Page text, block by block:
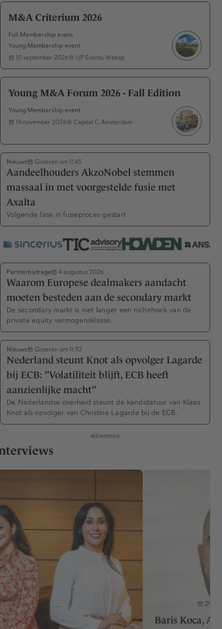
M&A Criterium 2026
Full Membership event
Young Membership event
10 september 2026
UP Events, Weesp
Young M&A Forum 2026 - Fall Edition
Young Membership event
19 november 2026
Capital C, Amsterdam
Nieuws Gisteren om 11:45
Aandeelhouders AkzoNobel stemmen
massaal in met voorgestelde fusie met
Axalta
Volgende fase in fusieproces gestart
Partnerbijdrage 4 augustus 2026
Waarom Europese dealmakers aandacht
moeten besteden aan de secondary markt
De secondary markt is niet langer een nichehoek van de
private equity vermogensklasse.
Nieuws Gisteren om 11:32
Nederland steunt Knot als opvolger Lagarde
bij ECB: "Volatiliteit blijft, ECB heeft
aanzienlijke macht"
De Nederlandse overheid steunt de kandidatuur van Klaas
Knot als opvolger van Christine Lagarde bij de ECB.
Advertentie
29
Baris Koca,